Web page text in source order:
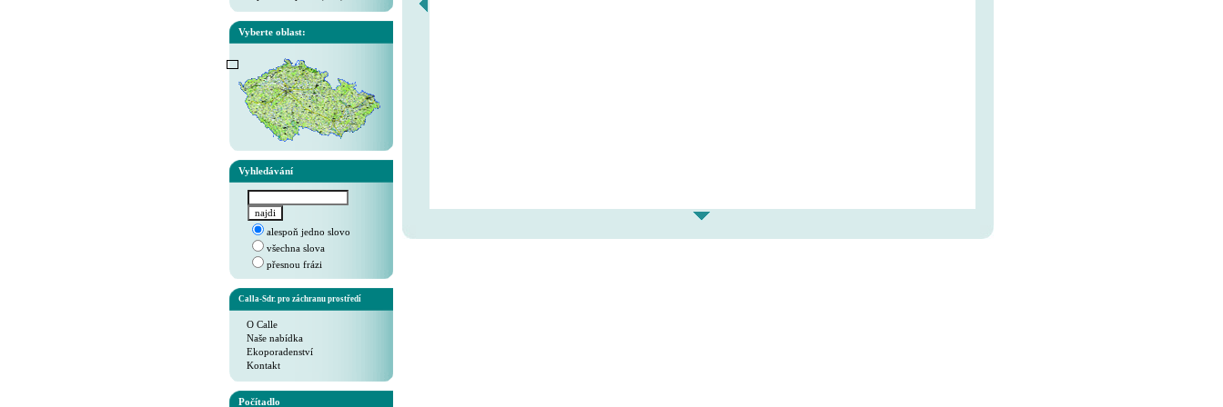
Vyberte oblast:
Vyhledávání
alespoň jedno slovo
všechna slova
přesnou frázi
Calla-Sdr. pro záchranu prostředí
O Calle
Naše nabídka
Ekoporadenství
Kontakt
Počítadlo